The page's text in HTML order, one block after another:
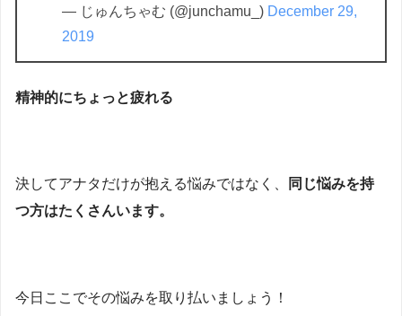
— じゅんちゃむ (@junchamu_) December 29,
2019
精神的にちょっと疲れる
決してアナタだけが抱える悩みではなく、
同じ悩みを持
つ方はたくさんいます。
今日ここでその悩みを取り払いましょう！